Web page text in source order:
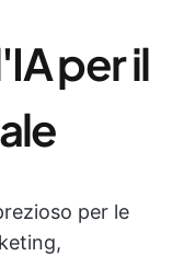
per il
per le